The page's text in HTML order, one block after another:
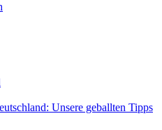
Unsere geballten Tipps